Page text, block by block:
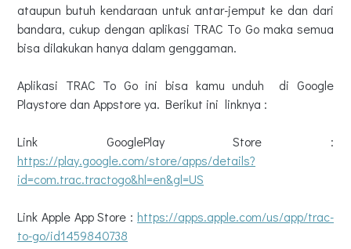
ataupun butuh kendaraan untuk antar-jemput ke dan dari
bandara, cukup dengan aplikasi TRAC To Go maka semua
bisa dilakukan hanya dalam genggaman.
Aplikasi TRAC To Go ini bisa kamu unduh di Google
Playstore dan Appstore ya. Berikut ini linknya :
Link GooglePlay Store :
https://play.google.com/store/apps/details?
id=com.trac.tractogo&hl=en&gl=US
Link Apple App Store : https://apps.apple.com/us/app/trac-
to-go/id1459840738